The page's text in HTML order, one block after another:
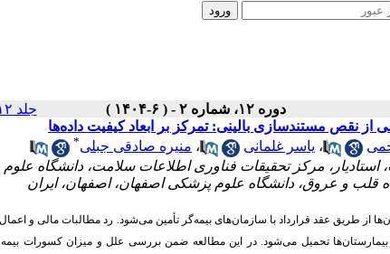
دوره ۱۲، شماره ۲ - ( ۶-۱۴۰۴ ) جلد ۱۲ شماره ۲ صفحات ۲۱۵-۲۰۴
نقص مستندسازی بالینی: تمرکز بر ابعاد کیفیت داده‌ها
، یاسر غلمانی ، منیره صادقی جبلی*
مرکز تحقیقات فناوری اطلاعات سلامت، دانشگاه
قلب و عروق، دانشگاه علوم پزشکی اصفهان، اصفهان، ایران
از طریق عقد قرارداد با سازمان‌های بیمه‌گر تأمین می‌شود. رد مطالبات مالی و
تحمیل می‌شود. در این مطالعه ضمن بررسی علل و میزان کسورات بیمه